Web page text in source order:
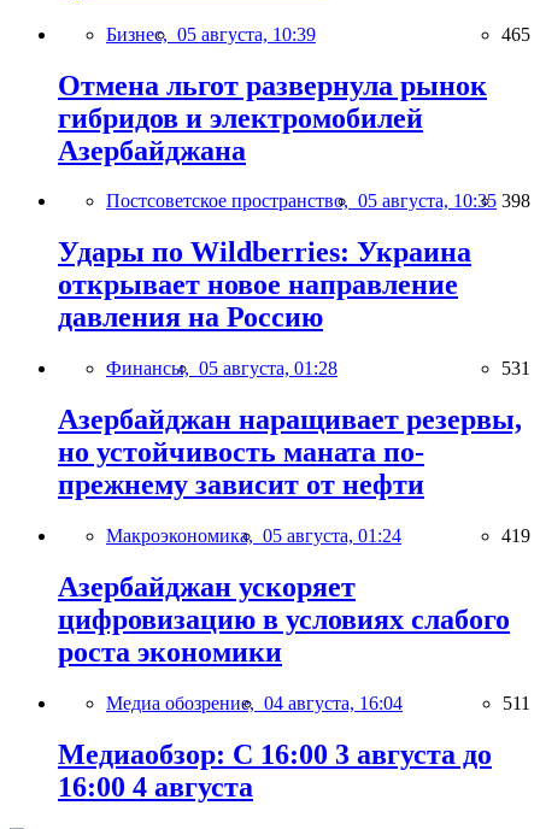
Бизнес, 05 августа, 10:39 465
Отмена льгот развернула рынок
гибридов и электромобилей
Азербайджана
Постсоветское пространство, 05 августа, 10:35 398
Удары по Wildberries: Украина
открывает новое направление
давления на Россию
Финансы, 05 августа, 01:28 531
Азербайджан наращивает резервы,
но устойчивость маната по-
прежнему зависит от нефти
Макроэкономика, 05 августа, 01:24 419
Азербайджан ускоряет
цифровизацию в условиях слабого
роста экономики
Медиа обозрение, 04 августа, 16:04 511
Медиаобзор: С 16:00 3 августа до
16:00 4 августа